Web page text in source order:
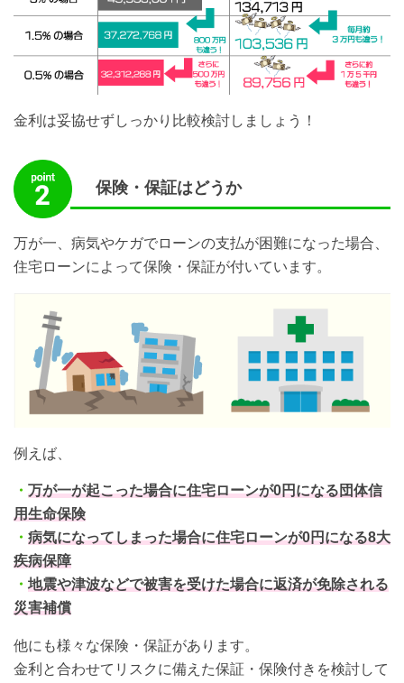
金利は妥協せずしっかり比較検討しましょう！
保険・保証はどうか
万が一、病気やケガでローンの支払が困難になった場合、
住宅ローンによって保険・保証が付いています。
例えば、
・ 万が一が起こった場合に住宅ローンが0円になる団体信
用生命保険
・ 病気になってしまった場合に住宅ローンが0円になる8大
疾病保障
・ 地震や津波などで被害を受けた場合に返済が免除される
災害補償
他にも様々な保険・保証があります。
金利と合わせてリスクに備えた保証・保険付きを検討して